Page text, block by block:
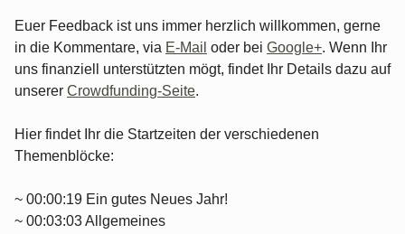
Euer Feedback ist uns immer herzlich willkommen, gerne
in die Kommentare, via E-Mail oder bei Google+. Wenn Ihr
uns finanziell unterstützten mögt, findet Ihr Details dazu auf
unserer Crowdfunding-Seite.
Hier findet Ihr die Startzeiten der verschiedenen
Themenblöcke:
~ 00:00:19 Ein gutes Neues Jahr!
~ 00:03:03 Allgemeines